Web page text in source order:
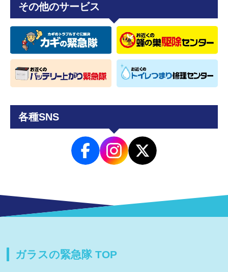
その他のサービス
各種SNS
ガラスの緊急隊 TOP